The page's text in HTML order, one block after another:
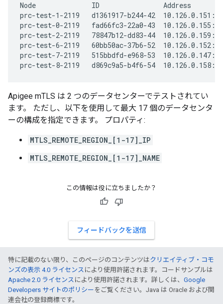
Node              ID                Address
prc-test-1-2119   d1361917-b244-42
prc-test-0-2119   fad66fc3-22a0-43
prc-test-2-2119   78847b12-dd83-44
prc-test-6-2119   60bb50ac-37b6-52
prc-test-7-2119   515bbdfd-e968-53
prc-test-8-2119   d869c9a5-b4f6-54
Apigee mTLS は 2 つのデータセンターでテストされてい
ます。 ただし、以下を使用して最大 17 個のデータセンタ
ーの構成を指定できます。 プロパティ:
MTLS_REMOTE_REGION_[1-17]_IP
MTLS_REMOTE_REGION_[1-17]_NAME
この情報は役に立ちましたか？
フィードバックを送信
特に記載のない限り、このページのコンテンツはクリエイティブ・コモ
ンズの表示 4.0 ライセンス により使用許諾されます。コードサンプルは
Apache 2.0 ライセンス により使用許諾されます。詳しくは、 Google
Developers サイトのポリシー をご覧ください。Java は Oracle および関
連会社の登録商標です。